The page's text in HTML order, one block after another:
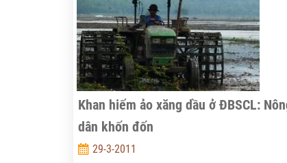
tăng cường các điểm bán tại các
công nghiệp, vùng nông thôn.
Khan hiếm ảo xăng dầu ở ĐBSCL:
dân khốn đốn
29-3-2011